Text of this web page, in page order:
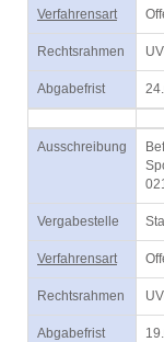
Verfahrensart
Rechtsrahmen
Abgabefrist
Ausschreibung
Vergabestelle
Verfahrensart
Rechtsrahmen
Abgabefrist